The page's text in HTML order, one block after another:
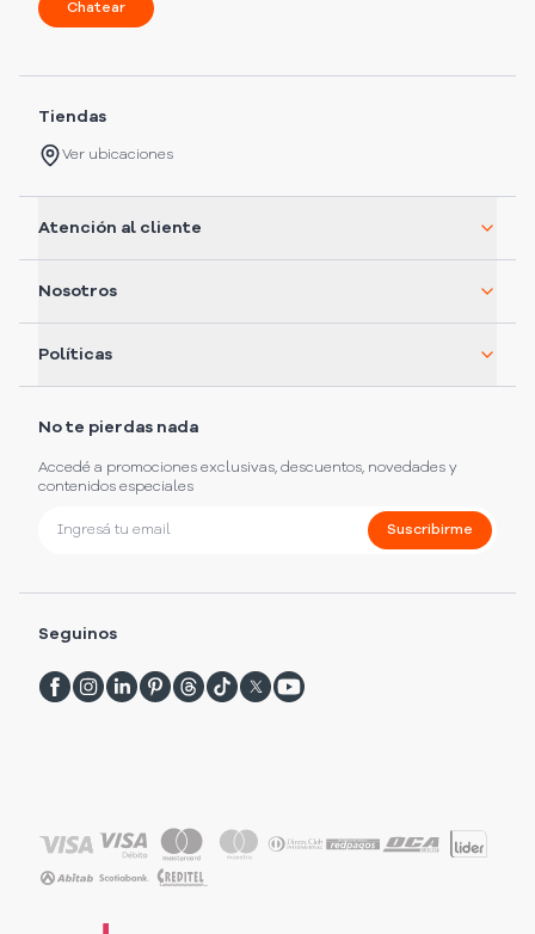
Chatear
Tiendas
Ver ubicaciones
Atención al cliente
Nosotros
Políticas
No te pierdas nada
Accedé a promociones exclusivas, descuentos, novedades y
contenidos especiales
Suscribirme
Seguinos